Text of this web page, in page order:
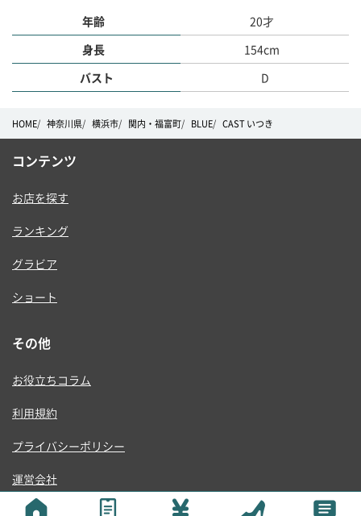
年齢
20才
身長
154cm
バスト
D
HOME 神奈川県 横浜市 関内・福富町 BLUE CAST いつき
コンテンツ
お店を探す
ランキング
グラビア
ショート
その他
お役立ちコラム
利用規約
プライバシーポリシー
運営会社